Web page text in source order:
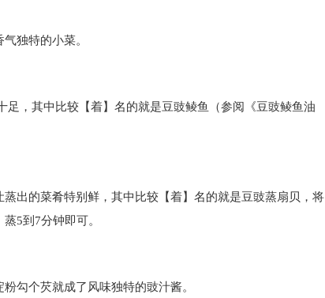
独特的小菜。
，其中比较【着】名的就是豆豉鲮鱼（参阅《豆豉鲮鱼油
出的菜肴特别鲜，其中比较【着】名的就是豆豉蒸扇贝，将
5到7分钟即可。
勾个芡就成了风味独特的豉汁酱。